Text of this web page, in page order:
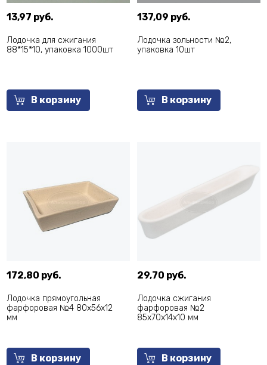
13,97 руб.
Лодочка для сжигания
88*15*10, упаковка 1000шт
В корзину
137,09 руб.
Лодочка зольности №2,
упаковка 10шт
В корзину
172,80 руб.
Лодочка прямоугольная
фарфоровая №4 80х56х12
мм
В корзину
29,70 руб.
Лодочка сжигания
фарфоровая №2
85х70х14х10 мм
В корзину